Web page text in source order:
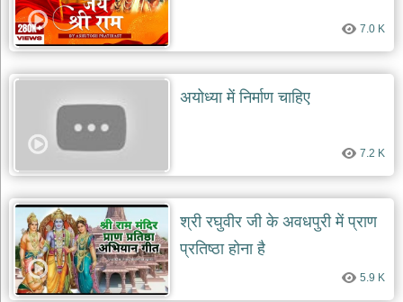
खाटू
श्याम
khatu
रानी
सती
दादी
भजन
rani
sati
dadi
bhajans
बावा
लाल
7.0 K
अयोध्या में निर्माण चाहिए
7.2 K
श्री रघुवीर जी के अवधपुरी में प्राण
प्रतिष्ठा होना है
5.9 K